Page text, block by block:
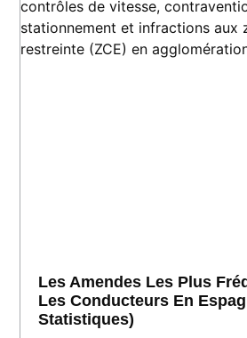
Les Amendes Les Plus
Les Conducteurs En
Statistiques)